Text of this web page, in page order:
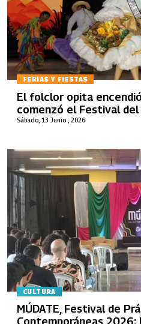
FERIAS Y FIESTAS
Sábado, 13 Junio , 2026
El folclor opita
comenzó el Festival del
CULTURA
MÚDATE, Festival de
Contemporáneas 2026: